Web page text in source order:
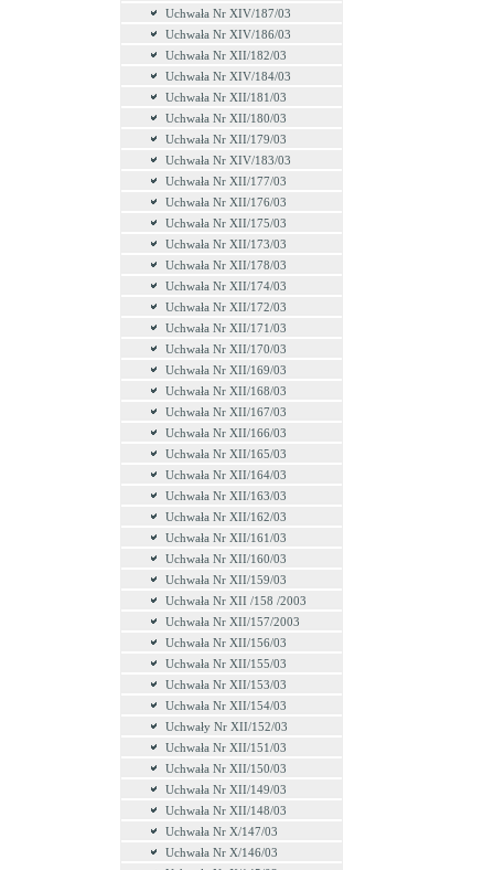
Uchwała Nr XIV/187/03
Uchwała Nr XIV/186/03
Uchwała Nr XII/182/03
Uchwała Nr XIV/184/03
Uchwała Nr XII/181/03
Uchwała Nr XII/180/03
Uchwała Nr XII/179/03
Uchwała Nr XIV/183/03
Uchwała Nr XII/177/03
Uchwała Nr XII/176/03
Uchwała Nr XII/175/03
Uchwała Nr XII/173/03
Uchwała Nr XII/178/03
Uchwała Nr XII/174/03
Uchwała Nr XII/172/03
Uchwała Nr XII/171/03
Uchwała Nr XII/170/03
Uchwała Nr XII/169/03
Uchwała Nr XII/168/03
Uchwała Nr XII/167/03
Uchwała Nr XII/166/03
Uchwała Nr XII/165/03
Uchwała Nr XII/164/03
Uchwała Nr XII/163/03
Uchwała Nr XII/162/03
Uchwała Nr XII/161/03
Uchwała Nr XII/160/03
Uchwała Nr XII/159/03
Uchwała Nr XII /158 /2003
Uchwała Nr XII/157/2003
Uchwała Nr XII/156/03
Uchwała Nr XII/155/03
Uchwała Nr XII/153/03
Uchwała Nr XII/154/03
Uchwały Nr XII/152/03
Uchwała Nr XII/151/03
Uchwała Nr XII/150/03
Uchwała Nr XII/149/03
Uchwała Nr XII/148/03
Uchwała Nr X/147/03
Uchwała Nr X/146/03